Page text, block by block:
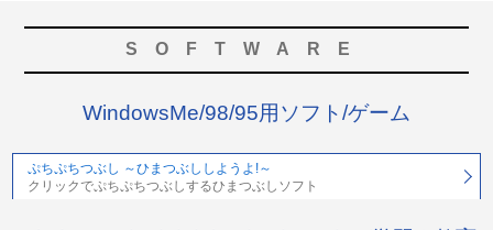
SOFTWARE
WindowsMe/98/95用ソフト/ゲーム
ぷちぷちつぶし ～ひまつぶししようよ!～
クリックでぷちぷちつぶしするひまつぶしソフト